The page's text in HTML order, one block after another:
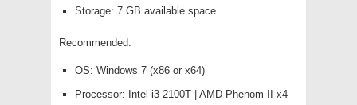
Storage: 7 GB available space
Recommended:
OS: Windows 7 (x86 or x64)
Processor: Intel i3 2100T | AMD Phenom II x4